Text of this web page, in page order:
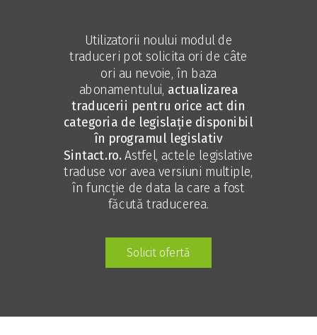
Utilizatorii noului modul de
traduceri pot solicita ori de câte
ori au nevoie, în baza
abonamentului, actualizarea
traducerii pentru orice act din
categoria de legislație disponibil
în programul legislativ
Sintact.ro.Astfel, actele legislative
traduse vor avea versiuni multiple,
în funcție de data la care a fost
făcută traducerea.
Solicit ofertă